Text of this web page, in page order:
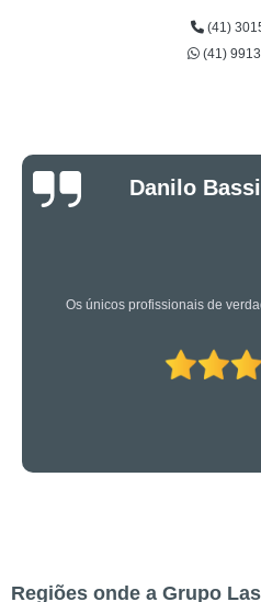
(41)
(41)
Os caras são bons mesmo!
Regiões onde a Grupo